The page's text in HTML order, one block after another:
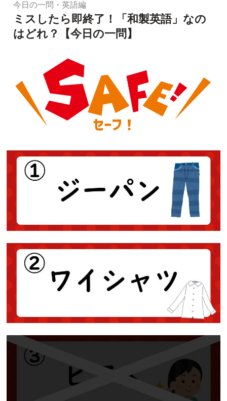
今日の一問・英語編
ミスしたら即終了！「和製英語」なの
はどれ？【今日の一問】